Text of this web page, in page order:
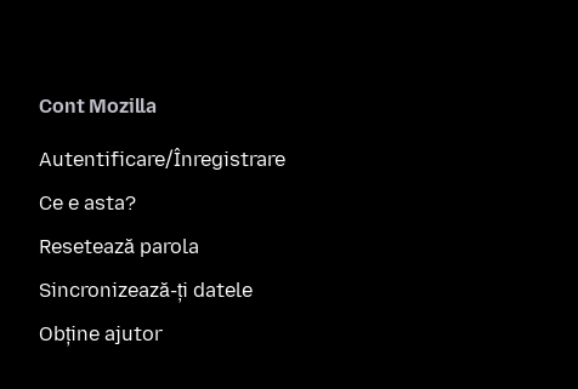
Cont Mozilla
Autentificare/Înregistrare
Ce e asta?
Resetează parola
Sincronizează-ți datele
Obține ajutor